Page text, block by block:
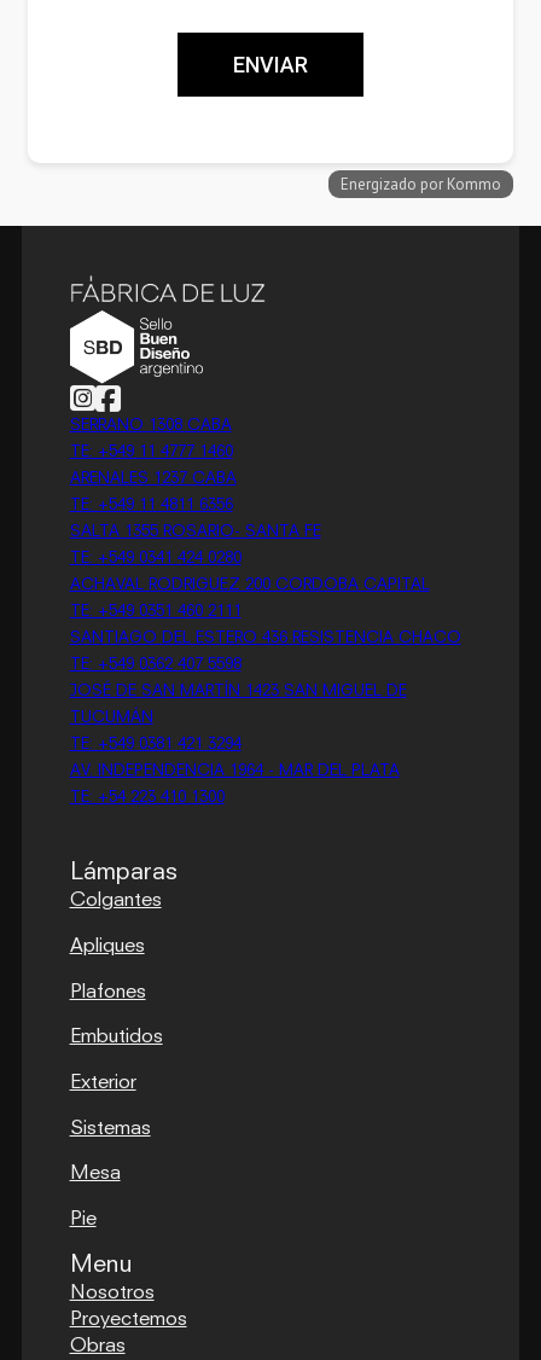
Follow us on Instagram
Follow us on Facebook
SERRANO 1308 CABA
TE: +549 11 4777 1460
ARENALES 1237 CABA
TE: +549 11 4811 6356
SALTA 1355 ROSARIO- SANTA FE
TE: +549 0341 424 0280
ACHAVAL RODRIGUEZ 200 CORDOBA CAPITAL
TE: +549 0351 460 2111
SANTIAGO DEL ESTERO 436 RESISTENCIA CHACO
TE: +549 0362 407 5598
JOSÉ DE SAN MARTÍN 1423 SAN MIGUEL DE
TUCUMÁN
TE: +549 0381 421 3294
AV. INDEPENDENCIA 1964 - MAR DEL PLATA
TE: +54 223 410 1300
Lámparas
Colgantes
Apliques
Plafones
Embutidos
Exterior
Sistemas
Mesa
Pie
Menu
Nosotros
Proyectemos
Obras